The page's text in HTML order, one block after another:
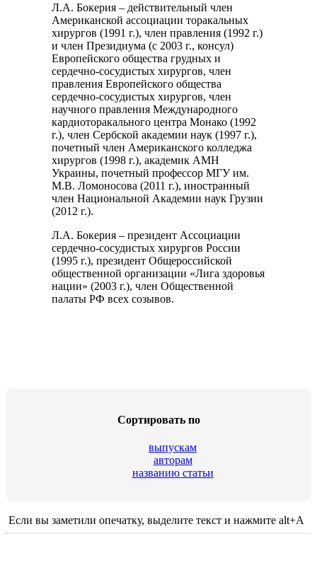
Л.А. Бокерия – действительный член
Американской ассоциации торакальных
хирургов (1991 г.), член правления (1992 г.)
и член Президиума (с 2003 г., консул)
Европейского общества грудных и
сердечно-сосудистых хирургов, член
правления Европейского общества
сердечно-сосудистых хирургов, член
научного правления Международного
кардиоторакального центра Монако (1992
г.), член Сербской академии наук (1997 г.),
почетный член Американского колледжа
хирургов (1998 г.), академик АМН
Украины, почетный профессор МГУ им.
М.В. Ломоносова (2011 г.), иностранный
член Национальной Академии наук Грузии
(2012 г.).
Л.А. Бокерия – президент Ассоциации
сердечно-сосудистых хирургов России
(1995 г.), президент Общероссийской
общественной организации «Лига здоровья
нации» (2003 г.), член Общественной
палаты РФ всех созывов.
Сортировать по
выпускам
авторам
названию статьи
Если вы заметили опечатку, выделите текст и нажмите alt+A